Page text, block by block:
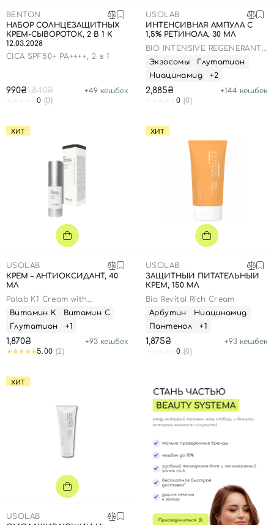
BENTON
НАБОР СОЛНЦЕЗАЩИТНЫХ
КРЕМ-СЫВОРОТОК, 2 В 1 К
12.03.2028
CICA SPF50+ PA++++, 2 в 1
990₴1,840₴ +49 кешбек
0 (0)
USOLAB
ИНТЕНСИВНАЯ АМПУЛА С
1,5% РЕТИНОЛА, 30 МЛ
BIO INTENSIVE REGENERANTE
RETINOL AMPOULE
Экзосомы
Глутатион
Ниацинамид
+2
2,885₴ +144 кешбек
0 (0)
ХИТ
USOLAB
КРЕМ – АНТИОКСИДАНТ, 40
МЛ
Palab K1 Cream with
Glutathione
Витамин К
Витамин С
Глутатион
+1
1,870₴ +93 кешбек
5.00 (2)
ХИТ
USOLAB
ЗАЩИТНЫЙ ПИТАТЕЛЬНЫЙ
КРЕМ, 150 МЛ
Bio Revital Rich Cream
Арбутин
Ниацинамид
Пантенол
+1
1,875₴ +93 кешбек
0 (0)
ХИТ
USOLAB